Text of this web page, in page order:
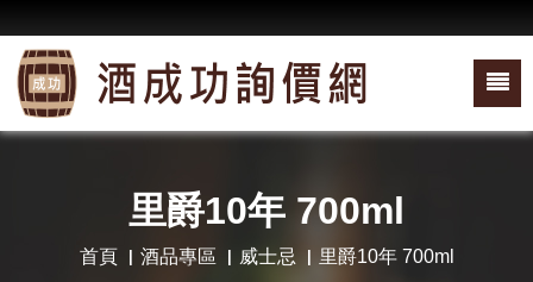
里爵10年 700ml
首頁 酒品專區 威士忌 里爵10年 700ml